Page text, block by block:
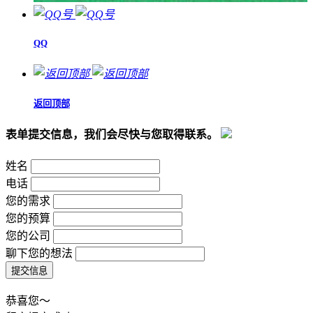
QQ
返回顶部
表单提交信息，我们会尽快与您取得联系。
姓名
电话
您的需求
您的预算
您的公司
聊下您的想法
恭喜您～